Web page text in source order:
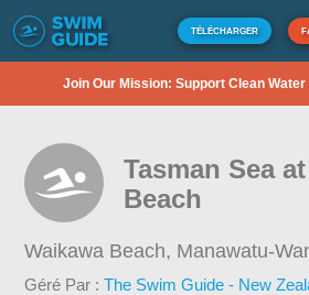
TÉLÉCHARGER
Join Our Mission: Support Clean Water
Tasman Sea
Beach
Waikawa Beach, Manawatu-
Géré Par :The Swim Guide - New